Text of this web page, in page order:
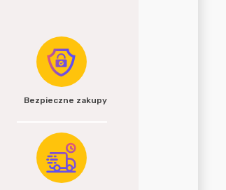
Bezpieczne zakupy